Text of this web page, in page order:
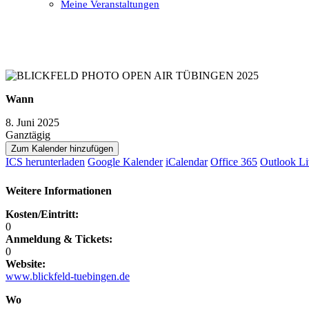
Meine Veranstaltungen
Wann
8. Juni 2025
Ganztägig
Zum Kalender hinzufügen
ICS herunterladen Google Kalender iCalendar Office 365 Outlook
Weitere Informationen
Kosten/Eintritt:
0
Anmeldung & Tickets:
0
Website:
www.blickfeld-tuebingen.de
Wo